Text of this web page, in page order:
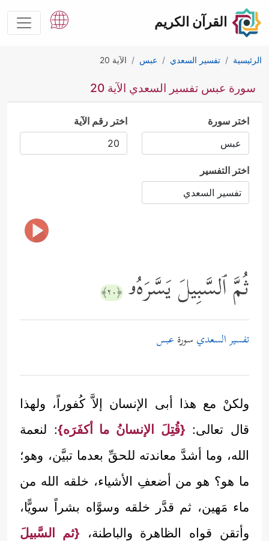
القرآن الكريم
الرئيسية تفسير السعدي عبس الآية 20
سورة عبس تفسير السعدي الآية 20
اختر سورة اختر رقم الآية
اختر التفسير
ثُمَّ ٱلسَّبِیلَ یَسَّرَهُۥ ﴿٢٠﴾
تفسير السعدي سورة عبس
ولكنْ مع هذا أبى الإنسان إلاَّ كُفوراً، ولهذا
قال تعالى: {قُتِلَ الإنسانُ ما أكفَرَه}: لنعمة
الله، وما أشدَّ معاندته للحقِّ بعدما تبيَّن، وهو؛
ما هو؟ هو من أضعفِ الأشياء، خلقه الله من
ماء مَهين، ثم قدَّر خلقه وسوَّاه بشراً سويًّا،
وأتقن قواه الظاهرة والباطنة، {ثم السَّبيلَ